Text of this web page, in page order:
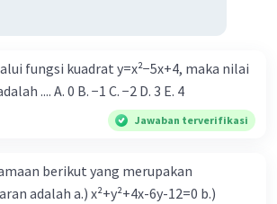
fungsi kuadrat y=x²−5x+4, maka nilai
.... A. 0 B. −1 C. −2 D. 3 E. 4
Jawaban terverifikasi
berikut yang merupakan
6y-12=0 b.)